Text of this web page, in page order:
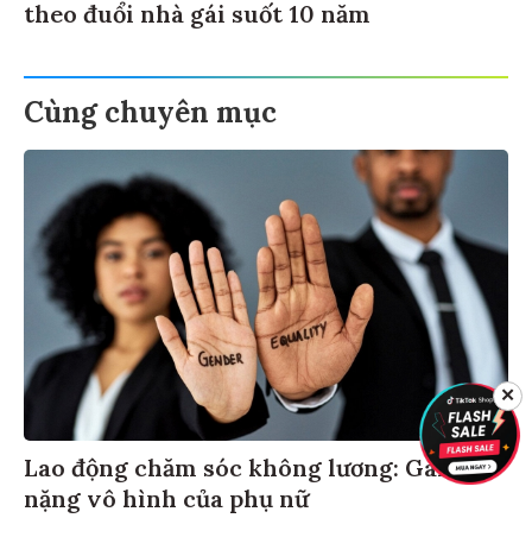
theo đuổi nhà gái suốt 10 năm
Cùng chuyên mục
Lao động chăm sóc không lương: Gánh
nặng vô hình của phụ nữ
✕